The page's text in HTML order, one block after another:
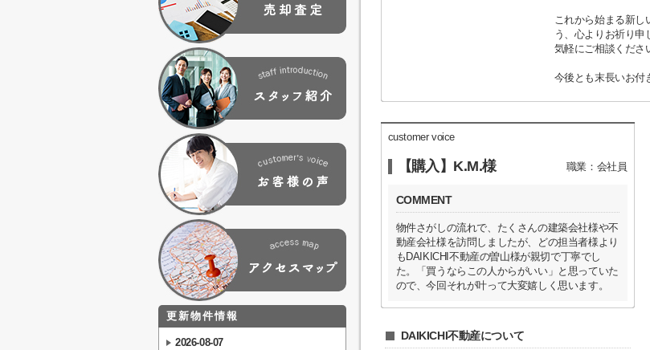
これから始まる新し
う、心よりお祈り
気軽にご相談くださ
今後とも末長いお付
customer voice
【購入】K.M.様 職業：会社員
COMMENT
物件さがしの流れで、たくさんの建築会社様や不
動産会社様を訪問しましたが、どの担当者様より
もDAIKICHI不動産の曽山様が親切で丁寧でし
た。「買うならこの人からがいい」と思っていた
ので、今回それが叶って大変嬉しく思います。
DAIKICHI不動産について
更新物件情報
2026-08-07